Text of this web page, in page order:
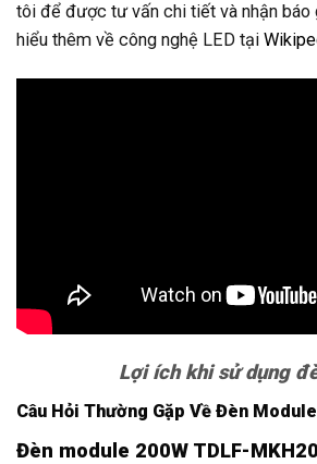
tôi để được tư vấn chi tiết và nhận báo
hiểu thêm về công nghệ LED tại
Lợi ích khi sử dụng
Câu Hỏi Thường Gặp Về Đèn
Đèn module 200W TDLF-